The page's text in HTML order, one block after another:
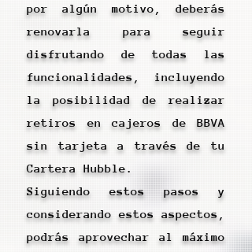
por algún motivo, deberás
renovarla para seguir
disfrutando de todas las
funcionalidades, incluyendo
la posibilidad de realizar
retiros en cajeros de BBVA
sin tarjeta a través de tu
Cartera Hubble.
Siguiendo estos pasos y
considerando estos aspectos,
podrás aprovechar al máximo